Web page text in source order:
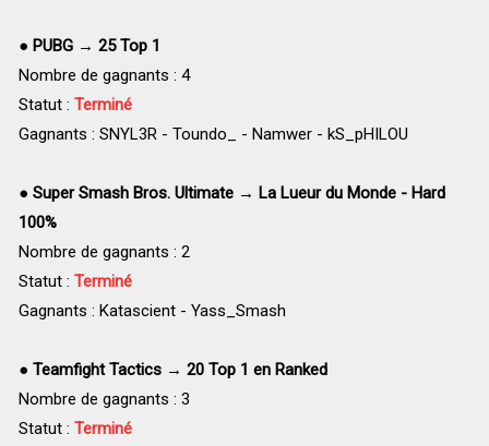
● PUBG → 25 Top 1
Nombre de gagnants : 4
Statut : Terminé
Gagnants : SNYL3R - Toundo_ - Namwer - kS_pHILOU
● Super Smash Bros. Ultimate → La Lueur du Monde - Hard
100%
Nombre de gagnants : 2
Statut : Terminé
Gagnants : Katascient - Yass_Smash
● Teamfight Tactics → 20 Top 1 en Ranked
Nombre de gagnants : 3
Statut : Terminé